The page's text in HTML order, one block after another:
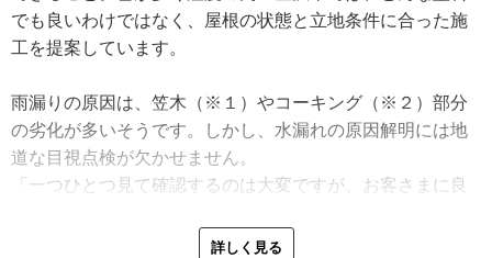
でも良いわけではなく、屋根の状態と立地条件に合った施
工を提案しています。
雨漏りの原因は、笠木（※１）やコーキング（※２）部分
の劣化が多いそうです。しかし、水漏れの原因解明には地
道な目視点検が欠かせません。
「一つひとつ見て確認するのは大変ですが、お客さまに良
詳しく見る